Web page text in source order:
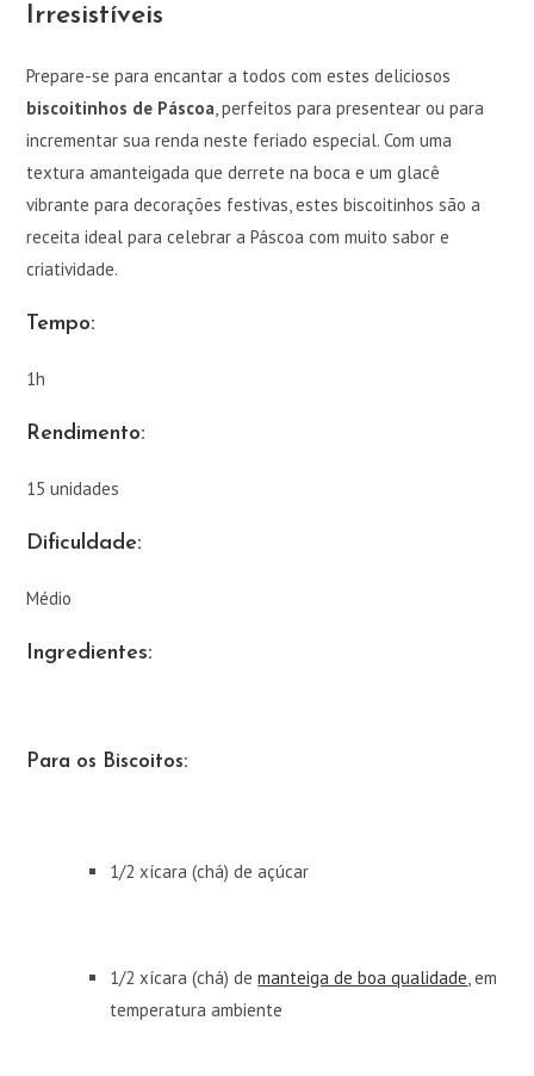
Irresistíveis
Prepare-se para encantar a todos com estes deliciosos
biscoitinhos de Páscoa , perfeitos para presentear ou para
incrementar sua renda neste feriado especial. Com uma
textura amanteigada que derrete na boca e um glacê
vibrante para decorações festivas, estes biscoitinhos são a
receita ideal para celebrar a Páscoa com muito sabor e
criatividade.
Tempo:
1h
Rendimento:
15 unidades
Dificuldade:
Médio
Ingredientes:
Para os Biscoitos:
1/2 xícara (chá) de açúcar
1/2 xícara (chá) demanteiga de boa qualidade , em
temperatura ambiente